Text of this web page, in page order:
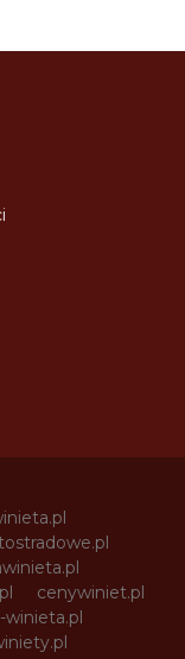
cenywiniet.pl
winieta.pl